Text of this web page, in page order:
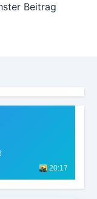
Beitrag
20:17